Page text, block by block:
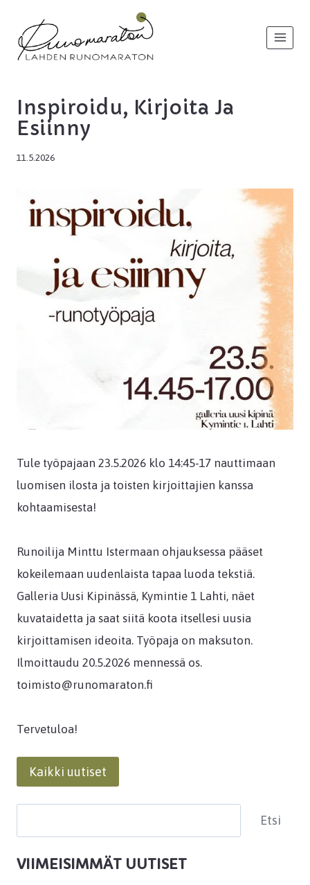
sisältöön
Inspiroidu, Kirjoita Ja
Esiinny
11.5.2026
Tule työpajaan 23.5.2026 klo 14:45-17 nauttimaan
luomisen ilosta ja toisten kirjoittajien kanssa
kohtaamisesta!
Runoilija Minttu Istermaan ohjauksessa pääset
kokeilemaan uudenlaista tapaa luoda tekstiä.
Galleria Uusi Kipinässä, Kymintie 1 Lahti, näet
kuvataidetta ja saat siitä koota itsellesi uusia
kirjoittamisen ideoita. Työpaja on maksuton.
Ilmoittaudu 20.5.2026 mennessä os.
toimisto@runomaraton.fi
Tervetuloa!
Kaikki uutiset
Etsi
VIIMEISIMMÄT UUTISET